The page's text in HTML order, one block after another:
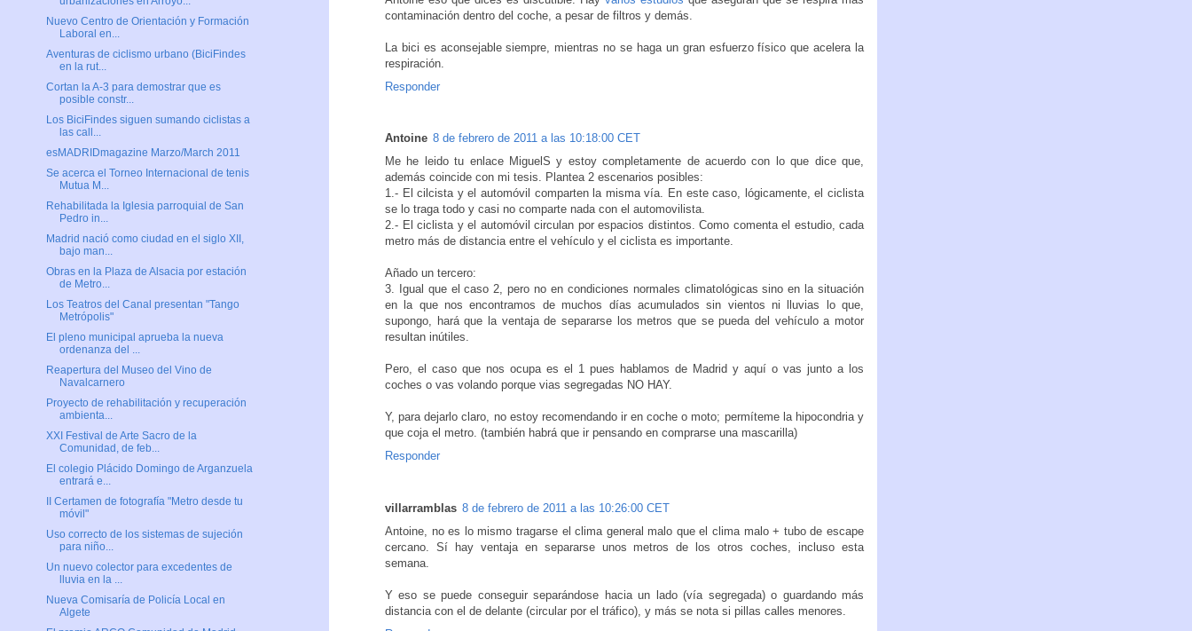
contaminación dentro del coche, a pesar de filtros y demás.
La bici es aconsejable siempre, mientras no se haga un gran esfuerzo físico que acelera la
respiración.
Responder
Antoine 8 de febrero de 2011 a las 10:18:00 CET
Me he leido tu enlace MiguelS y estoy completamente de acuerdo con lo que dice que,
además coincide con mi tesis. Plantea 2 escenarios posibles:
1.- El cilcista y el automóvil comparten la misma vía. En este caso, lógicamente, el ciclista
se lo traga todo y casi no comparte nada con el automovilista.
2.- El ciclista y el automóvil circulan por espacios distintos. Como comenta el estudio, cada
metro más de distancia entre el vehículo y el ciclista es importante.
Añado un tercero:
3. Igual que el caso 2, pero no en condiciones normales climatológicas sino en la situación
en la que nos encontramos de muchos días acumulados sin vientos ni lluvias lo que,
supongo, hará que la ventaja de separarse los metros que se pueda del vehículo a motor
resultan inútiles.
Pero, el caso que nos ocupa es el 1 pues hablamos de Madrid y aquí o vas junto a los
coches o vas volando porque vias segregadas NO HAY.
Y, para dejarlo claro, no estoy recomendando ir en coche o moto; permíteme la hipocondria y
que coja el metro. (también habrá que ir pensando en comprarse una mascarilla)
Responder
villarramblas 8 de febrero de 2011 a las 10:26:00 CET
Antoine, no es lo mismo tragarse el clima general malo que el clima malo + tubo de escape
cercano. Sí hay ventaja en separarse unos metros de los otros coches, incluso esta
semana.
Y eso se puede conseguir separándose hacia un lado (vía segregada) o guardando más
distancia con el de delante (circular por el tráfico), y más se nota si pillas calles menores.
Nuevo Centro de Orientación y Formación
Laboral en...
Aventuras de ciclismo urbano (BiciFindes
en la rut...
Cortan la A-3 para demostrar que es
posible constr...
Los BiciFindes siguen sumando ciclistas a
las call...
esMADRIDmagazine Marzo/March 2011
Se acerca el Torneo Internacional de tenis
Mutua M...
Rehabilitada la Iglesia parroquial de San
Pedro in...
Madrid nació como ciudad en el siglo XII,
bajo man...
Obras en la Plaza de Alsacia por estación
de Metro...
Los Teatros del Canal presentan "Tango
Metrópolis"
El pleno municipal aprueba la nueva
ordenanza del ...
Reapertura del Museo del Vino de
Navalcarnero
Proyecto de rehabilitación y recuperación
ambienta...
XXI Festival de Arte Sacro de la
Comunidad, de feb...
El colegio Plácido Domingo de Arganzuela
entrará e...
II Certamen de fotografía "Metro desde tu
móvil"
Uso correcto de los sistemas de sujeción
para niño...
Un nuevo colector para excedentes de
lluvia en la ...
Nueva Comisaría de Policía Local en
Algete